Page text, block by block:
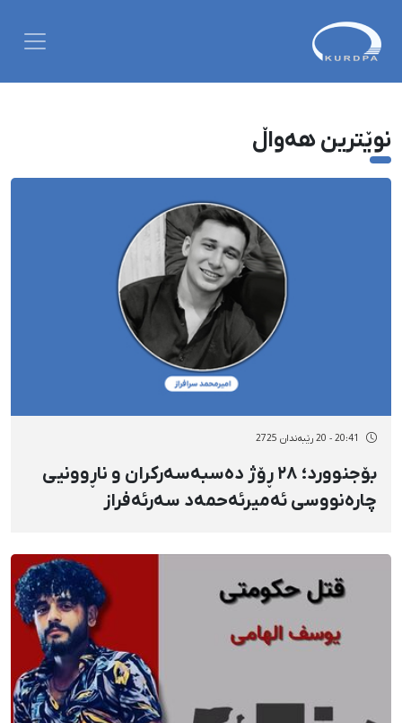
نوێترین هەواڵ
20:41 - 20 رێبەندان 2725
بۆجنوورد؛ ٢٨ ڕۆژ دەسبەسەرکران و ناڕوونیی
چارەنووسی ئەمیرئەحمەد سەرئەفراز